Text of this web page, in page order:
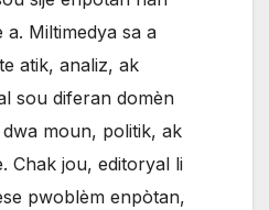
a. Miltimedya sa a
atik, analiz, ak
sou diferan domèn
moun, politik, ak
Chak jou, editoryal li
pwoblèm enpòtan,